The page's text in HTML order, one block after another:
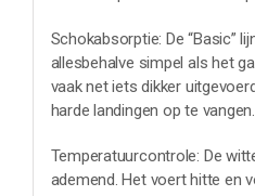
Schokabsorptie: De “Basic”
allesbehalve simpel als het
vaak net iets dikker
harde landingen op te vangen.
Temperatuurcontrole: De
ademend. Het voert hitte en